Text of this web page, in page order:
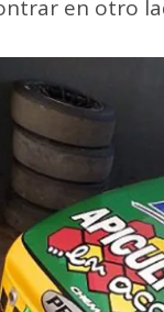
en otro